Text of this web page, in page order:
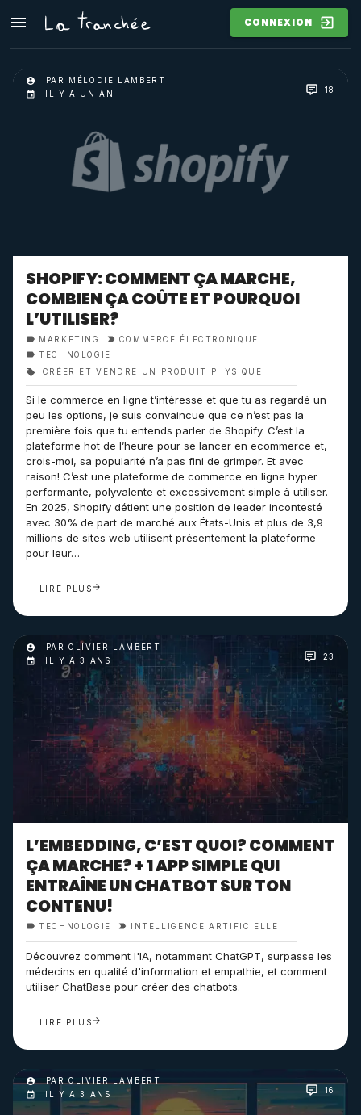
CONNEXION
SHOPIFY: COMMENT ÇA MARCHE,
COMBIEN ÇA COÛTE ET POURQUOI
L’UTILISER?
MARKETING
COMMERCE ÉLECTRONIQUE
TECHNOLOGIE
CRÉER ET VENDRE UN PRODUIT PHYSIQUE
Si le commerce en ligne t’intéresse et que tu as regardé un
peu les options, je suis convaincue que ce n’est pas la
première fois que tu entends parler de Shopify. C’est la
plateforme hot de l’heure pour se lancer en ecommerce et,
crois-moi, sa popularité n’a pas fini de grimper. Et avec
raison! C’est une plateforme de commerce en ligne hyper
performante, polyvalente et excessivement simple à utiliser.
En 2025, Shopify détient une position de leader incontesté
avec 30% de part de marché aux États-Unis et plus de 3,9
millions de sites web utilisent présentement la plateforme
pour leur…
LIRE PLUS
PAR MÉLODIE LAMBERT
IL Y A UN AN
18
L’EMBEDDING, C’EST QUOI? COMMENT
ÇA MARCHE? + 1 APP SIMPLE QUI
ENTRAÎNE UN CHATBOT SUR TON
CONTENU!
TECHNOLOGIE INTELLIGENCE ARTIFICIELLE
Découvrez comment l'IA, notamment ChatGPT, surpasse les
médecins en qualité d'information et empathie, et comment
utiliser ChatBase pour créer des chatbots.
LIRE PLUS
PAR OLIVIER LAMBERT
IL Y A 3 ANS
23
PAR OLIVIER LAMBERT
IL Y A 3 ANS
16